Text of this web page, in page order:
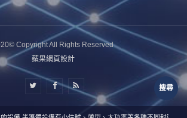
搜尋
Copyright All Rights Reserved
蘋果網頁設計